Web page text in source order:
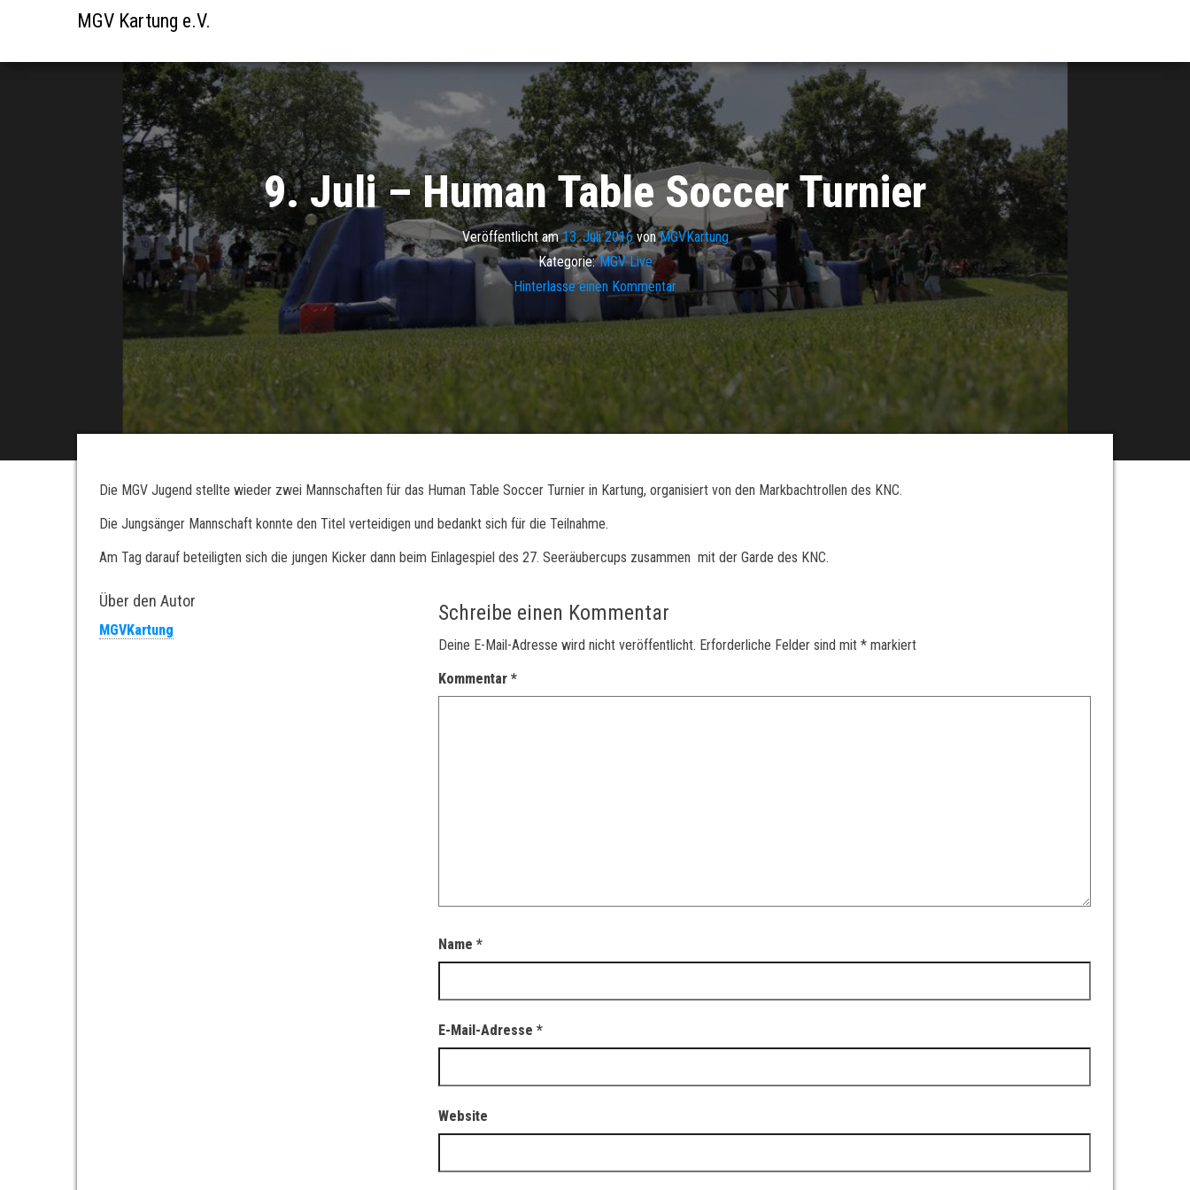
MGV Kartung e.V.
9. Juli – Human Table Soccer Turnier
Veröffentlicht am13. Juli 2016vonMGVKartung
Kategorie: MGV Live
Hinterlasse einen Kommentar
Die MGV Jugend stellte wieder zwei Mannschaften für das Human Table Soccer Turnier in Kartung, organisiert von den Markbachtrollen des KNC.
Die Jungsänger Mannschaft konnte den Titel verteidigen und bedankt sich für die Teilnahme.
Am Tag darauf beteiligten sich die jungen Kicker dann beim Einlagespiel des 27. Seeräubercups zusammen mit der Garde des KNC.
Über den Autor
MGVKartung
Schreibe einen Kommentar
Deine E-Mail-Adresse wird nicht veröffentlicht. Erforderliche Felder sind mit* markiert
Kommentar*
Name*
E-Mail-Adresse*
Website